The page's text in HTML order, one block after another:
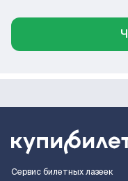
Сервис билетных лазеек